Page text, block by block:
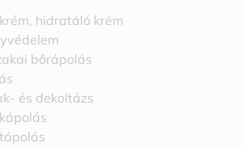
hidratáló krém
bőrápolás
és dekoltázs